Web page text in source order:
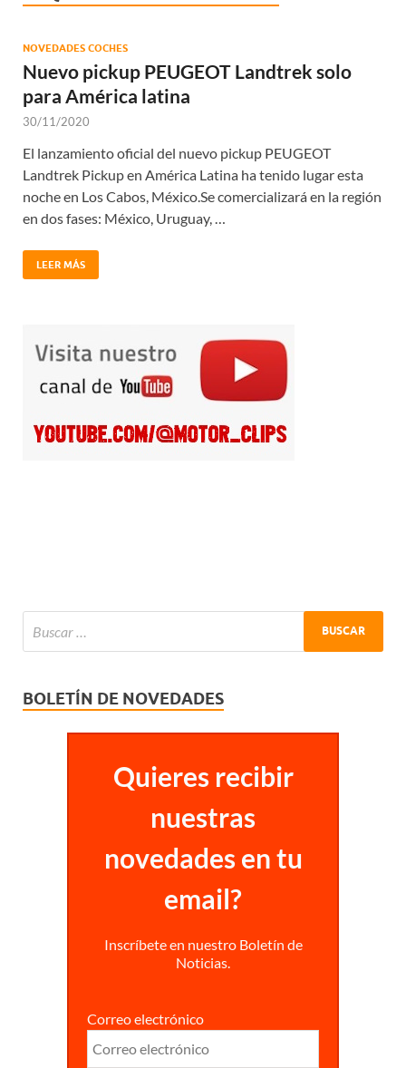
NOVEDADES COCHES
Nuevo pickup PEUGEOT Landtrek solo
para América latina
30/11/2020
El lanzamiento oficial del nuevo pickup PEUGEOT
Landtrek Pickup en América Latina ha tenido lugar esta
noche en Los Cabos, México.Se comercializará en la región
en dos fases: México, Uruguay, …
LEER MÁS
BOLETÍN DE NOVEDADES
Quieres recibir
nuestras
novedades en tu
email?
Inscríbete en nuestro Boletín de
Noticias.
Correo electrónico